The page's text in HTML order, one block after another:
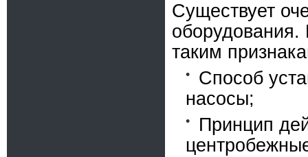
Существует
таким
Способ
насосы;
Принцип